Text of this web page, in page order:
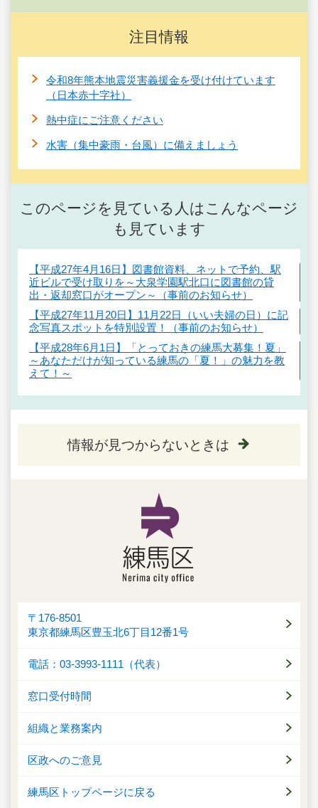
注目情報
令和8年熊本地震災害義援金を受け付けています
（日本赤十字社）
熱中症にご注意ください
水害（集中豪雨・台風）に備えましょう
このページを見ている人はこんなページ
も見ています
【平成27年4月16日】図書館資料、ネットで予約、駅
近ビルで受け取りを～大泉学園駅北口に図書館の貸
出・返却窓口がオープン～（事前のお知らせ）
【平成27年11月20日】11月22日（いい夫婦の日）に記
念写真スポットを特別設置！（事前のお知らせ）
【平成28年6月1日】「とっておきの練馬大募集！夏」
～あなただけが知っている練馬の「夏！」の魅力を教
えて！～
情報が見つからないときは
〒176-8501
東京都練馬区豊玉北6丁目12番1号
電話：03-3993-1111（代表）
窓口受付時間
組織と業務案内
区政へのご意見
練馬区トップページに戻る